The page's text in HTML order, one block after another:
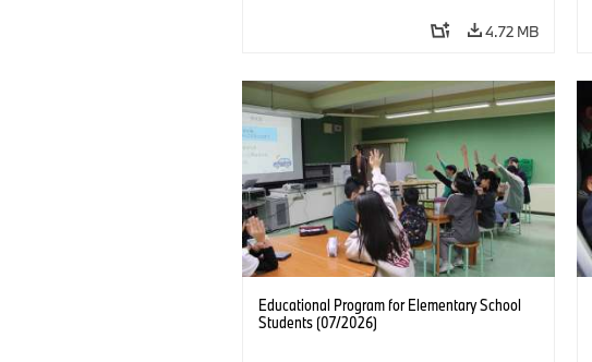
4.72 MB
Educational Program for Elementary School
Students (07/2026)